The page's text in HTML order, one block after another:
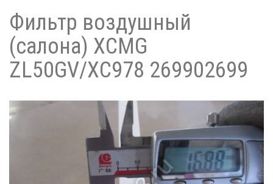
Фильтр воздушный
(салона) XCMG
ZL50GV/XC978 269902699